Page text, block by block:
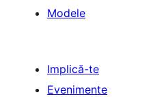
Modele
Implică-te
Evenimente